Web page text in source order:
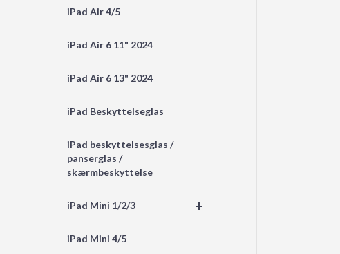
iPad Air 4/5
iPad Air 6 11" 2024
iPad Air 6 13" 2024
iPad Beskyttelseglas
iPad beskyttelsesglas /
panserglas /
skærmbeskyttelse
+
iPad Mini 1/2/3
iPad Mini 4/5